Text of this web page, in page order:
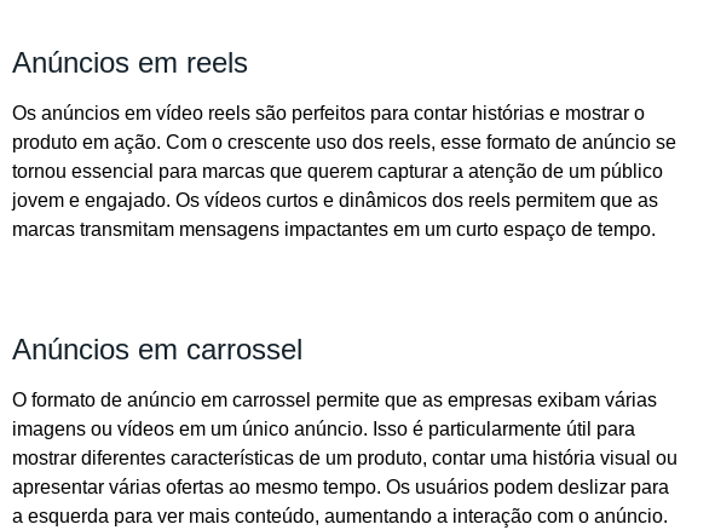
Anúncios em reels
Os anúncios em vídeo reels são perfeitos para contar histórias e mostrar o
produto em ação. Com o crescente uso dos reels, esse formato de anúncio se
tornou essencial para marcas que querem capturar a atenção de um público
jovem e engajado. Os vídeos curtos e dinâmicos dos reels permitem que as
marcas transmitam mensagens impactantes em um curto espaço de tempo.
Anúncios em carrossel
O formato de anúncio em carrossel permite que as empresas exibam várias
imagens ou vídeos em um único anúncio. Isso é particularmente útil para
mostrar diferentes características de um produto, contar uma história visual ou
apresentar várias ofertas ao mesmo tempo. Os usuários podem deslizar para
a esquerda para ver mais conteúdo, aumentando a interação com o anúncio.